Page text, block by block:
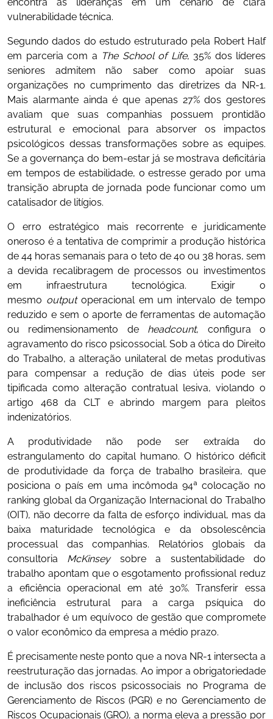
vulnerabilidade técnica.
Segundo dados do estudo estruturado pela Robert Half
em parceria com a The School of Life, 35% dos líderes
seniores admitem não saber como apoiar suas
organizações no cumprimento das diretrizes da NR-1.
Mais alarmante ainda é que apenas 27% dos gestores
avaliam que suas companhias possuem prontidão
estrutural e emocional para absorver os impactos
psicológicos dessas transformações sobre as equipes.
Se a governança do bem-estar já se mostrava deficitária
em tempos de estabilidade, o estresse gerado por uma
transição abrupta de jornada pode funcionar como um
catalisador de litígios.
O erro estratégico mais recorrente e juridicamente
oneroso é a tentativa de comprimir a produção histórica
de 44 horas semanais para o teto de 40 ou 38 horas, sem
a devida recalibragem de processos ou investimentos
em infraestrutura tecnológica. Exigir o
mesmo outputoperacional em um intervalo de tempo
reduzido e sem o aporte de ferramentas de automação
ou redimensionamento de headcount, configura o
agravamento do risco psicossocial. Sob a ótica do Direito
do Trabalho, a alteração unilateral de metas produtivas
para compensar a redução de dias úteis pode ser
tipificada como alteração contratual lesiva, violando o
artigo 468 da CLT e abrindo margem para pleitos
indenizatórios.
A produtividade não pode ser extraída do
estrangulamento do capital humano. O histórico déficit
de produtividade da força de trabalho brasileira, que
posiciona o país em uma incômoda 94ª colocação no
ranking global da Organização Internacional do Trabalho
(OIT), não decorre da falta de esforço individual, mas da
baixa maturidade tecnológica e da obsolescência
processual das companhias. Relatórios globais da
consultoria McKinseysobre a sustentabilidade do
trabalho apontam que o esgotamento profissional reduz
a eficiência operacional em até 30%. Transferir essa
ineficiência estrutural para a carga psíquica do
trabalhador é um equívoco de gestão que compromete
o valor econômico da empresa a médio prazo.
É precisamente neste ponto que a nova NR-1 intersecta a
reestruturação das jornadas. Ao impor a obrigatoriedade
de inclusão dos riscos psicossociais no Programa de
Gerenciamento de Riscos (PGR) e no Gerenciamento de
Riscos Ocupacionais (GRO), a norma eleva a pressão por